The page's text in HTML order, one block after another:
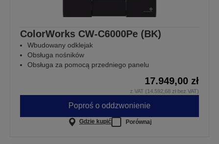
ColorWorks CW-C6000Pe (BK)
Wbudowany odklejak
Obsługa nośników
Obsługa za pomocą przedniego panelu
17.949,00 zł
z VAT (14.592,68 zł bez VAT)
Poproś o oddzwonienie
Gdzie kupić Porównaj